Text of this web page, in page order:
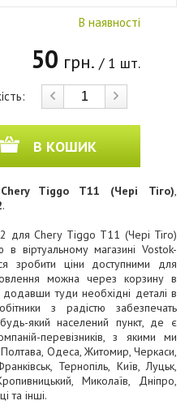
В наявності
50 грн. / 1 шт.
В КОШИК
Chery Tiggo T11 (Чері Тіго),
.
для Chery Tiggo T11 (Чері Тіго)
віртуальному магазині Vostok-
зробити ціни доступними для
можна через корзину в
туди необхідні деталі в
з радістю забезпечать
який населений пункт, де є
перевізників, з якими ми
Полтава, Одеса, Житомир, Черкаси,
Тернопіль, Київ, Луцьк,
Миколаїв, Дніпро,
та інші.